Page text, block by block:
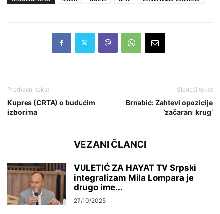
Prethodni tekst
Kupres (CRTA) o budućim
izborima
Sledeći tekst
Brnabić: Zahtevi opozicije
‘začarani krug’
VEZANI ČLANCI
VULETIĆ ZA HAYAT TV Srpski
integralizam Mila Lompara je
drugo ime...
27/10/2025